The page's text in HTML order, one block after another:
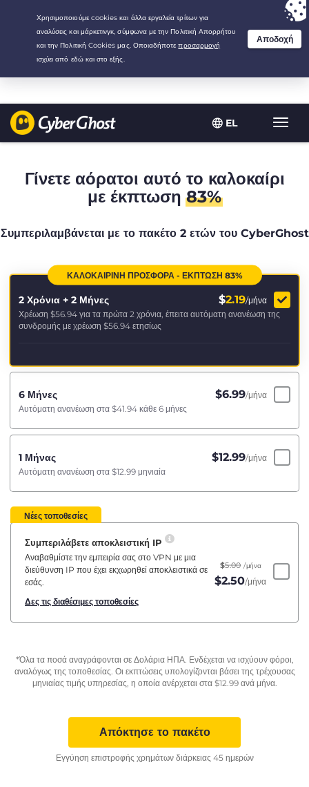
EL
Your choice:The Best Dealfor 2.1666666666667-years at $
/month
Γίνετε αόρατοι αυτό το καλοκαίρι
με έκπτωση83%
Συμπεριλαμβάνεται με το πακέτο 2 ετών του CyberGhost
ΚΑΛΟΚΑΙΡΙΝΉ ΠΡΟΣΦΟΡΆ - ΈΚΠΤΩΣΗ 83%
2 Χρόνια + 2 Μήνες $2.19/μήνα
Χρέωση $56.94 για τα πρώτα 2 χρόνια, έπειτα αυτόματη ανανέωση της
συνδρομής με χρέωση $56.94 ετησίως
6 Μήνες $6.99/μήνα
Αυτόματη ανανέωση στα $41.94 κάθε 6 μήνες
1 Μήνας $12.99/μήνα
Αυτόματη ανανέωση στα $12.99 μηνιαία
Νέες τοποθεσίες
Συμπεριλάβετε αποκλειστική IP
Αναβαθμίστε την εμπειρία σας στο VPN με μια
διεύθυνση IP που έχει εκχωρηθεί αποκλειστικά σε
εσάς.
Δες τις διαθέσιμες τοποθεσίες
$5.00 /μήνα
$2.50/μήνα
*Όλα τα ποσά αναγράφονται σε Δολάρια ΗΠΑ. Ενδέχεται να ισχύουν φόροι,
αναλόγως της τοποθεσίας. Οι εκπτώσεις υπολογίζονται βάσει της τρέχουσας
μηνιαίας τιμής υπηρεσίας, η οποία ανέρχεται στα $12.99ανά μήνα.
Απόκτησε το πακέτο
Εγγύηση επιστροφής χρημάτων διάρκειας 45 ημερών